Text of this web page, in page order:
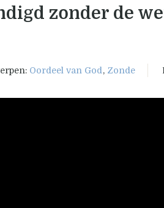
zonder de
Oordeel van God , Zonde